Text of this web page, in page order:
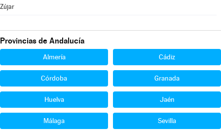
Zújar
Provincias de Andalucía
Almería Cádiz
Córdoba Granada
Huelva Jaén
Málaga Sevilla